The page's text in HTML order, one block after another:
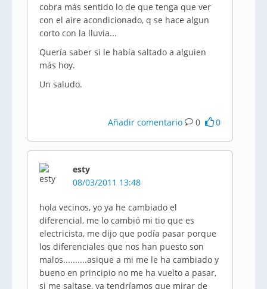
cobra más sentido lo de que tenga que ver
con el aire acondicionado, q se hace algun
corto con la lluvia...
Quería saber si le había saltado a alguien
más hoy.
Un saludo.
Añadir comentario 0 0
esty
08/03/2011 13:48
hola vecinos, yo ya he cambiado el
diferencial, me lo cambió mi tio que es
electricista, me dijo que podía pasar porque
los diferenciales que nos han puesto son
malos..........asique a mi me le ha cambiado y
bueno en principio no me ha vuelto a pasar,
si me saltase, ya tendríamos que mirar de